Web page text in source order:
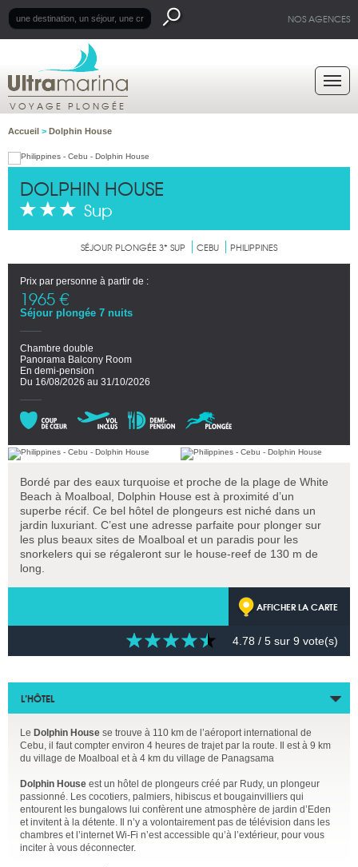
NOS AGENCES
VOYAGE PLONGÉE
Accueil > Dolphin House
DOLPHIN HOUSE
Sup
SÉJOUR PLONGÉE 3* SUP CEBU PHILIPPINES
Prix par personne à partir de :
1965 €
Séjour plongée 7 nuits
Chambre double
Panorama Balcony Room
En demi-pension
Du 16/08/2026 au 31/10/2026
Bordé par des eaux turquoise et proche de la plage de White
Beach à Moalboal, Dolphin House est à proximité d’un
superbe récif. Ce bel hôtel de plongeurs est niché dans un
jardin luxuriant. C’est une adresse parfaite pour plonger sur
les plus beaux sites de Moalboal et un paradis pour les
snorkelers qui se régaleront sur le house-reef de 130 m de
long.
AFFICHER LA CARTE
4.78 / 5 sur 9 vote(s)
L’HÔTEL
Le Dolphin House se trouve à 110 km de l’aéroport international de
Cebu, il faut compter environ 4 heures de trajet par la route. Il est à 9 km
du village de Moalboal et à 4 km du village de Panagsama
Dolphin House est un hôtel de plongeurs créé par Rudy, un plongeur
passionné. Les cocotiers, palmiers, hibiscus et bougainvilliers qui
entourent les bungalows lui confèrent une atmosphère de jardin d’Eden
et invitent à la détente. Il n’y a volontairement pas de télévision dans les
chambres et l’internet Wi-Fi n’est accessible qu’à l’extérieur, pour vous
inciter à vous déconnecter.